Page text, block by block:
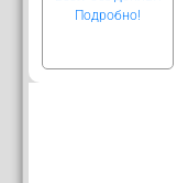
Подробно!